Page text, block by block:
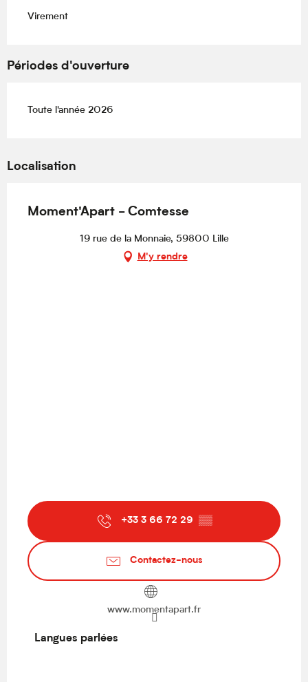
Virement
Périodes d'ouverture
Toute l'année 2026
Localisation
Moment'Apart - Comtesse
19 rue de la Monnaie, 59800 Lille
M'y rendre
+33 3 66 72 29 ▒▒
Contactez-nous
www.momentapart.fr
Langues parlées
Langues parlées